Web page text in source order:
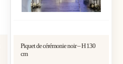
Piquet de cérémonie noir – H 130
cm